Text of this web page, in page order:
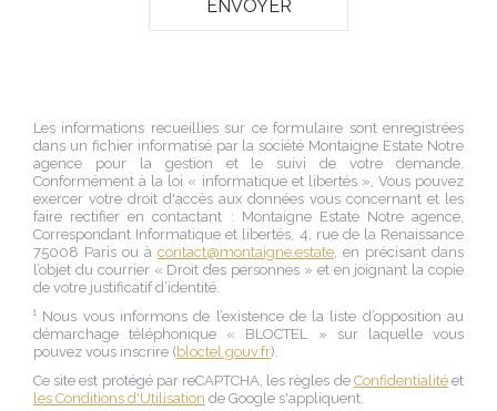
Les informations recueillies sur ce formulaire sont enregistrées
dans un fichier informatisé par la société Montaigne Estate Notre
agence pour la gestion et le suivi de votre demande.
Conformément à la loi « informatique et libertés », Vous pouvez
exercer votre droit d'accès aux données vous concernant et les
faire rectifier en contactant : Montaigne Estate Notre agence,
Correspondant Informatique et libertés, 4, rue de la Renaissance
75008 Paris ou à contact@montaigne.estate, en précisant dans
l’objet du courrier « Droit des personnes » et en joignant la copie
de votre justificatif d’identité.
¹ Nous vous informons de l’existence de la liste d’opposition au
démarchage téléphonique « BLOCTEL » sur laquelle vous
pouvez vous inscrire (bloctel.gouv.fr).
Ce site est protégé par reCAPTCHA, les règles de Confidentialitéet
les Conditions d'Utilisation de Google s'appliquent.